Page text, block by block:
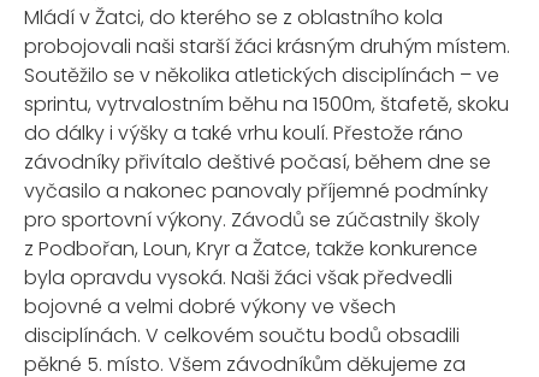
Mládí v Žatci, do kterého se z oblastního kola
probojovali naši starší žáci krásným druhým místem.
Soutěžilo se v několika atletických disciplínách – ve
sprintu, vytrvalostním běhu na 1500m, štafetě, skoku
do dálky i výšky a také vrhu koulí. Přestože ráno
závodníky přivítalo deštivé počasí, během dne se
vyčasilo a nakonec panovaly příjemné podmínky
pro sportovní výkony. Závodů se zúčastnily školy
z Podbořan, Loun, Kryr a Žatce, takže konkurence
byla opravdu vysoká. Naši žáci však předvedli
bojovné a velmi dobré výkony ve všech
disciplínách. V celkovém součtu bodů obsadili
pěkné 5. místo. Všem závodníkům děkujeme za